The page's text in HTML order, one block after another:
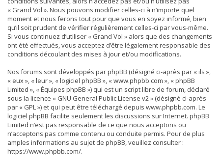
« Grand Vol ». Nous pouvons modifier celles-ci à n’importe quel
moment et nous ferons tout pour que vous en soyez informé, bien
qu’il soit prudent de vérifier régulièrement celles-ci par vous-même.
Si vous continuez d’utiliser « Grand Vol » alors que des changements
ont été effectués, vous acceptez d’être légalement responsable des
conditions découlant des mises à jour et/ou modifications.
Nos forums sont développés par phpBB (désigné ci-après par « ils »,
« eux », « leur », « logiciel phpBB », « www.phpbb.com », « phpBB
Limited », « Équipes phpBB ») qui est un script libre de forum, déclaré
sous la licence « GNU General Public License v2» (désigné ci-après
par « GPL ») et qui peut être téléchargé depuis www.phpbb.com. Le
logiciel phpBB facilite seulement les discussions sur Internet. phpBB
Limited n’est pas responsable de ce que nous acceptons ou
n’acceptons pas comme contenu ou conduite permis. Pour de plus
amples informations au sujet de phpBB, veuillez consulter :
https://www.phpbb.com/.